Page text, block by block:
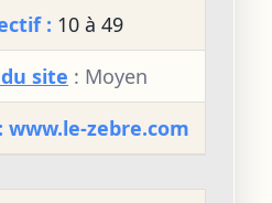
: 10 à 49
site : Moyen
www.le-zebre.com